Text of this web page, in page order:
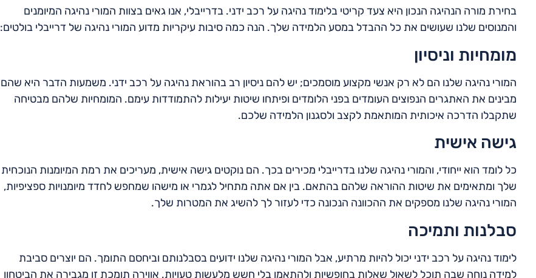
בחירת מורה הנהיגה הנכון היא צעד קריטי בלימוד נהיגה על רכב ידני. בדרייבלי, אנו גאים בצוות המורי נהיגה המיומנים
והמנוסים שלנו שעושים את כל ההבדל במסע הלמידה שלך. הנה כמה סיבות עיקריות מדוע המורי נהיגה של דרייבלי בולטים:
מומחיות וניסיון
המורי נהיגה שלנו הם לא רק אנשי מקצוע מוסמכים; יש להם ניסיון רב בהוראת נהיגה על רכב ידני. משמעות הדבר היא שהם
מבינים את האתגרים הנפוצים העומדים בפני הלומדים ופיתחו שיטות יעילות להתמודדות עימם. המומחיות שלהם מבטיחה
שתקבלו הדרכה איכותית המותאמת לקצב ולסגנון הלמידה שלכם.
גישה אישית
כל לומד הוא ייחודי, והמורי נהיגה שלנו בדרייבלי מכירים בכך. הם נוקטים גישה אישית, מעריכים את רמת המיומנות הנוכחית
שלך ומתאימים את שיטות ההוראה שלהם בהתאם. בין אם אתה מתחיל לגמרי או מישהו שמחפש לחדד מיומנויות ספציפיות,
המורי נהיגה שלנו מספקים את ההכוונה הנכונה כדי לעזור לך להשיג את המטרות שלך.
סבלנות ותמיכה
לימוד נהיגה על רכב ידני יכול להיות מרתיע, אבל המורי נהיגה שלנו ידועים בסבלנותם וביחסם התומך. הם יוצרים סביבת
למידה נוחה שבה תוכל לשאול שאלות בחופשיות ולהתאמן בלי חשש מלעשות טעויות. אווירה תומכת זו מגבירה את הביטחון